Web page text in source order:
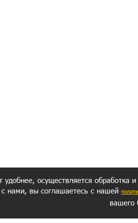
удобнее, осуществляется обработка
нами, вы соглашаетесь с нашей
вашего